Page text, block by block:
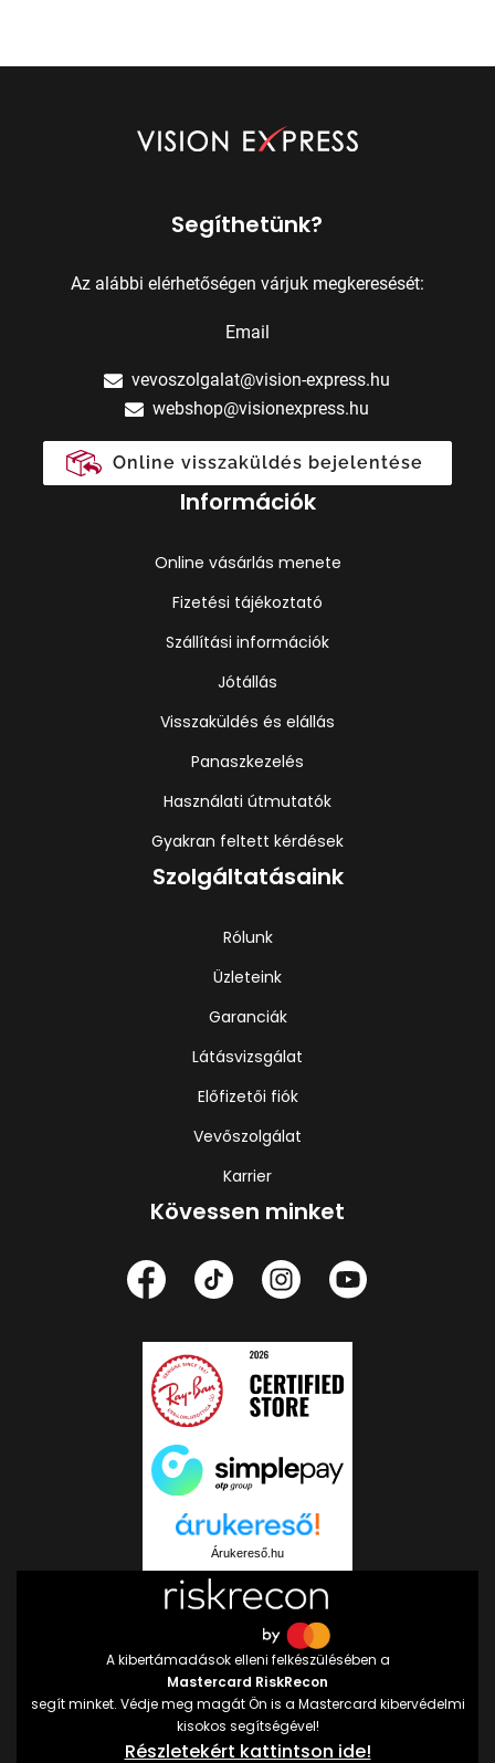
Segíthetünk?
Az alábbi elérhetőségen várjuk megkeresését:
Email
vevoszolgalat@vision-express.hu
webshop@visionexpress.hu
Online visszaküldés bejelentése
Információk
Online vásárlás menete
Fizetési tájékoztató
Szállítási információk
Jótállás
Visszaküldés és elállás
Panaszkezelés
Használati útmutatók
Gyakran feltett kérdések
Szolgáltatásaink
Rólunk
Üzleteink
Garanciák
Látásvizsgálat
Előfizetői fiók
Vevőszolgálat
Karrier
Kövessen minket
Árukereső.hu
A kibertámadások elleni felkészülésében a
Mastercard RiskRecon
segít minket. Védje meg magát Ön is a Mastercard kibervédelmi
kisokos segítségével!
Részletekért kattintson ide!